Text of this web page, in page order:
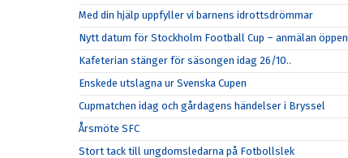
Med din hjälp uppfyller vi barnens idrottsdrömmar
Nytt datum för Stockholm Football Cup – anmälan öppen
Kafeterian stänger för säsongen idag 26/10..
Enskede utslagna ur Svenska Cupen
Cupmatchen idag och gårdagens händelser i Bryssel
Årsmöte SFC
Stort tack till ungdomsledarna på Fotbollslek